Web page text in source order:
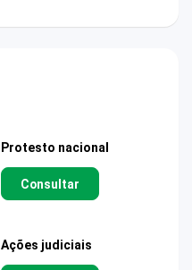
Protesto nacional
Consultar
Ações judiciais